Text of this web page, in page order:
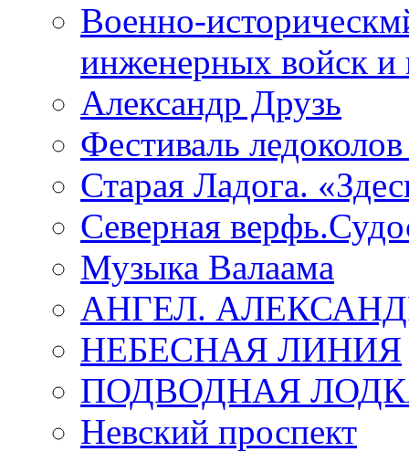
Военно-
инженерных войск и
Александр Друзь
Фестиваль
Старая Ладога.
Северная
Музыка Валаама
АНГЕЛ.
НЕБЕСНАЯ ЛИНИЯ
ПОДВОДНАЯ
Невский проспект